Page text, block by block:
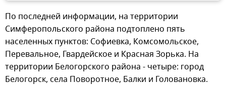
По последней информации, на территории
Симферопольского района подтоплено пять
населенных пунктов: Софиевка, Комсомольское,
Перевальное, Гвардейское и Красная Зорька. На
территории Белогорского района - четыре: город
Белогорск, села Поворотное, Балки и Головановка.